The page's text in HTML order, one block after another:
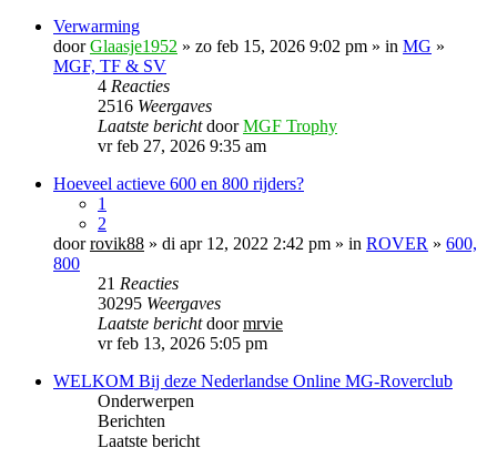
Verwarming
doorGlaasje1952 » zo feb 15, 2026 9:02 pm » in MG »
MGF, TF & SV
4 Reacties
2516 Weergaves
Laatste berichtdoorMGF Trophy
vr feb 27, 2026 9:35 am
Hoeveel actieve 600 en 800 rijders?
1
2
doorrovik88 » di apr 12, 2022 2:42 pm » in ROVER » 600,
800
21 Reacties
30295 Weergaves
Laatste berichtdoormrvie
vr feb 13, 2026 5:05 pm
WELKOM Bij deze Nederlandse Online MG-Roverclub
Onderwerpen
Berichten
Laatste bericht